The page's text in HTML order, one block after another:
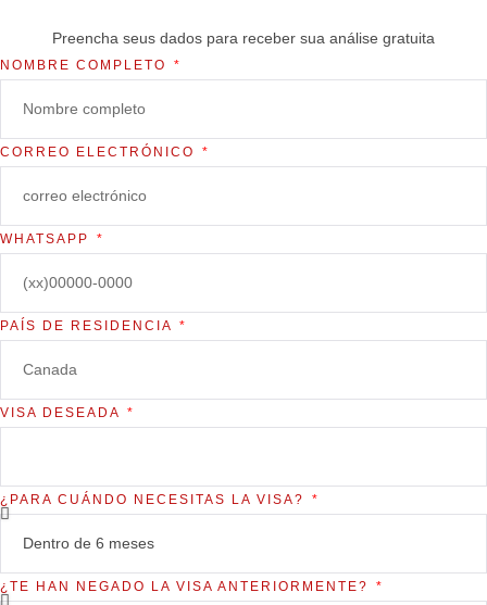
Preencha seus dados para receber sua análise gratuita
NOMBRE COMPLETO
CORREO ELECTRÓNICO
WHATSAPP
PAÍS DE RESIDENCIA
VISA DESEADA
¿PARA CUÁNDO NECESITAS LA VISA?
¿TE HAN NEGADO LA VISA ANTERIORMENTE?